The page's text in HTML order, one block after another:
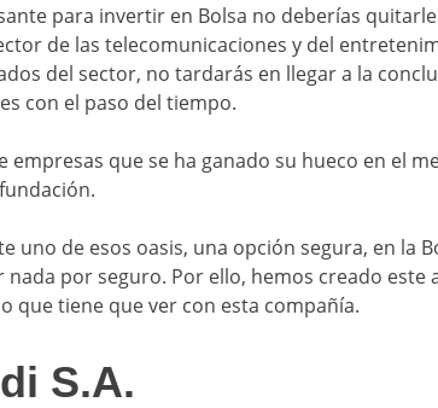
para invertir en Bolsa no deberías
de las telecomunicaciones y del
del sector, no tardarás en llegar a la
con el paso del tiempo.
empresas que se ha ganado su hueco en el
uno de esos oasis, una opción segura, en la
nada por seguro. Por ello, hemos creado este
que tiene que ver con esta compañía.
S.A.